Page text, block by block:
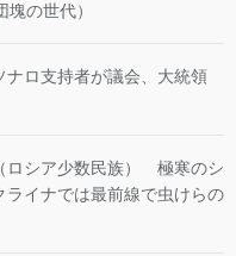
の世代）
ロ支持者が議会、大統領
ロシア少数民族） 極寒のシ
イナでは最前線で虫けらの